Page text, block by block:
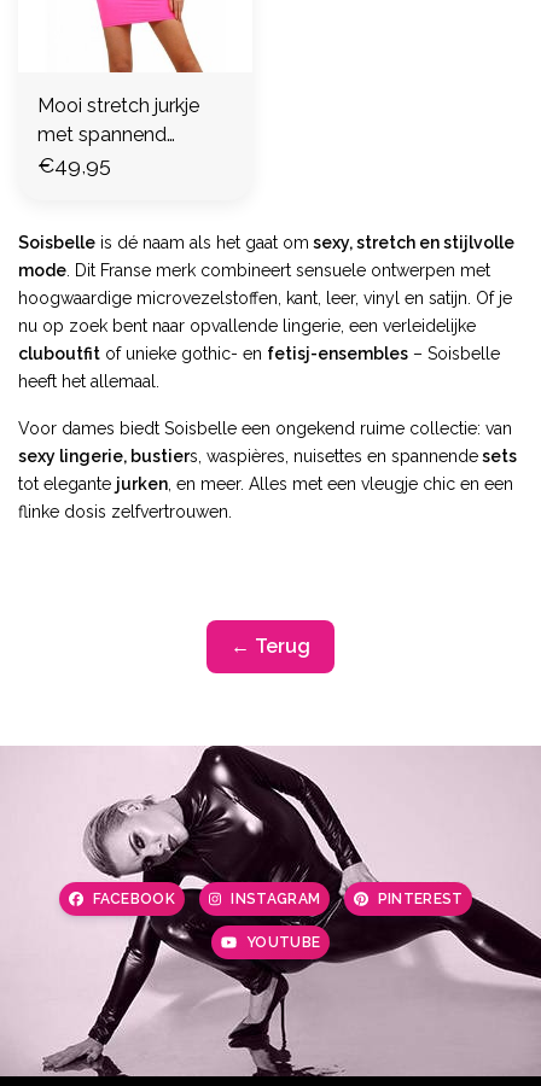
Mooi stretch jurkje
met spannend
decollete
€49,95
Soisbelle is dé naam als het gaat om sexy, stretch en stijlvolle
mode . Dit Franse merk combineert sensuele ontwerpen met
hoogwaardige microvezelstoffen, kant, leer, vinyl en satijn. Of je
nu op zoek bent naar opvallende lingerie, een verleidelijke
cluboutfit of unieke gothic- en fetisj-ensembles – Soisbelle
heeft het allemaal.
Voor dames biedt Soisbelle een ongekend ruime collectie: van
sexy lingerie, bustiers, waspières, nuisettes en spannendesets
tot elegante jurken , en meer. Alles met een vleugje chic en een
flinke dosis zelfvertrouwen.
← Terug
FACEBOOK INSTAGRAM PINTEREST
YOUTUBE